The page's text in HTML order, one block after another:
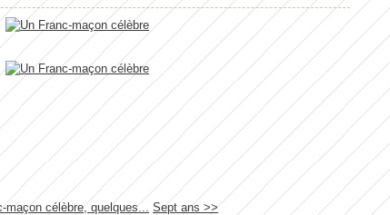
maçon célèbre, quelques... Sept ans >>